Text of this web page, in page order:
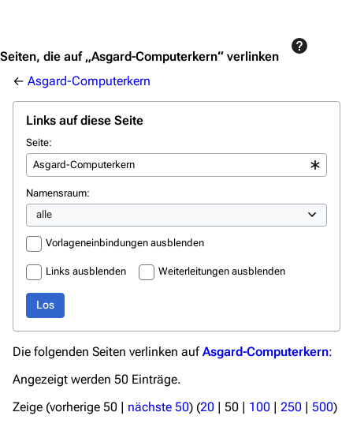
Seiten, die auf „Asgard-Computerkern“ verlinken
← Asgard-Computerkern
Links auf diese Seite
Seite:
Namensraum:
Vorlageneinbindungen ausblenden
Links ausblenden Weiterleitungen ausblenden
Los
Die folgenden Seiten verlinken aufAsgard-Computerkern:
Angezeigt werden 50 Einträge.
Zeige (vorherige 50 nächste 50) (20 50 100 250 500)